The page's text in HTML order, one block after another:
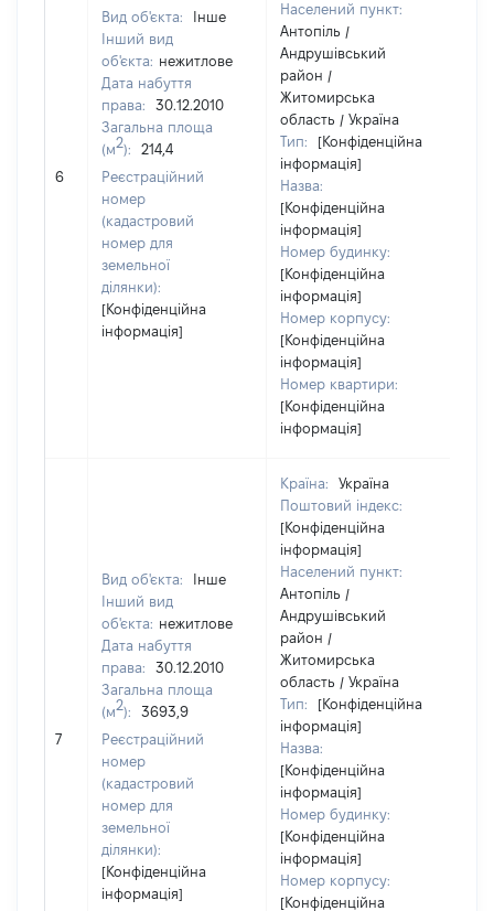
6
Вид об'єкта:
Інше
Інший вид
об'єкта: нежитлове
Дата набуття
права:
30.12.2010
Загальна площа
(м2):
214,4
Реєстраційний
номер
(кадастровий
номер для
земельної
ділянки):
[Конфіденційна
інформація]
Населений пункт:
Антопіль /
Андрушівський
район /
Житомирська
область / Україна
Тип:
[Конфіденційна
інформація]
Назва:
[Конфіденційна
інформація]
Номер будинку:
[Конфіденційна
інформація]
Номер корпусу:
[Конфіденційна
інформація]
Номер квартири:
[Конфіденційна
інформація]
7
Вид об'єкта:
Інше
Інший вид
об'єкта: нежитлове
Дата набуття
права:
30.12.2010
Загальна площа
(м2):
3693,9
Реєстраційний
номер
(кадастровий
номер для
земельної
ділянки):
[Конфіденційна
інформація]
Країна:
Україна
Поштовий індекс:
[Конфіденційна
інформація]
Населений пункт:
Антопіль /
Андрушівський
район /
Житомирська
область / Україна
Тип:
[Конфіденційна
інформація]
Назва:
[Конфіденційна
інформація]
Номер будинку:
[Конфіденційна
інформація]
Номер корпусу:
[Конфіденційна